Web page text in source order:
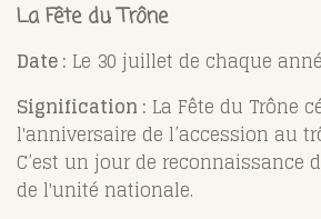
La Fête du Trône
Date : Le 30 juillet de chaque
Signification : La Fête du Trône
l'anniversaire de l’accession au
C’est un jour de reconnaissance
de l'unité nationale.